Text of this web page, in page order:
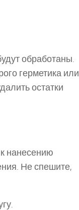
обработаны.
герметика или
остатки
нанесению
Не спешите,